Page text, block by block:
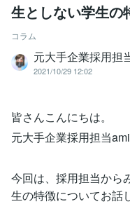
生としない学生の
コラム
元大手企業採用担
2021/10/29 12:02
皆さんこんにちは。
元大手企業採用担当ami
今回は、採用担当から
生の特徴についてお話